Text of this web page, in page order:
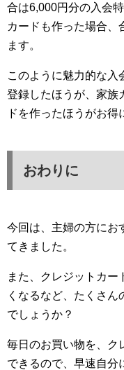
合は6,000円分の入会
カードも作った場合、
ます。
このように魅力的な入
登録したほうが、家族
ドを作ったほうがお得
おわりに
今回は、主婦の方にお
てきました。
また、クレジットカー
くなるなど、たくさ
でしょうか？
毎日のお買い物を、ク
できるので、早速自分